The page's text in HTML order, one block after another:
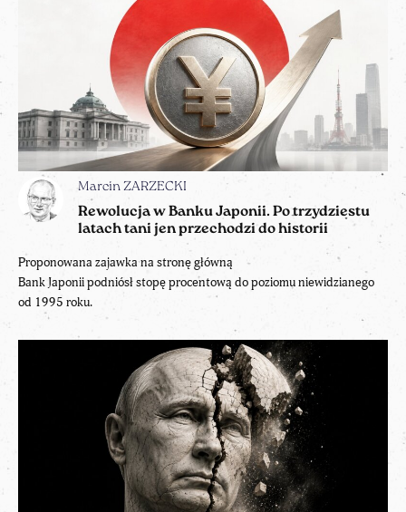
Marcin ZARZECKI
Rewolucja w Banku Japonii. Po trzydziestu
latach tani jen przechodzi do historii
Proponowana zajawka na stronę główną
Bank Japonii podniósł stopę procentową do poziomu niewidzianego
od 1995 roku.